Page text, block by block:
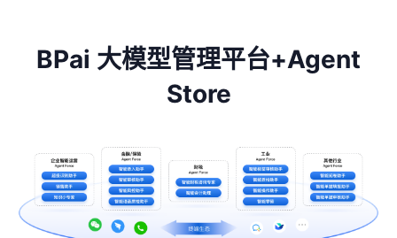
BPai 大模型管理平台+Agent
Store